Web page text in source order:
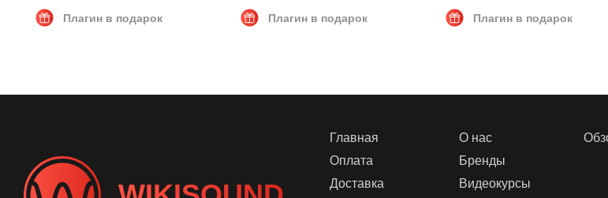
Плагин в подарок Плагин в подарок Плагин в подарок
Главная
Оплата
Доставка
О нас
Бренды
Видеокурсы